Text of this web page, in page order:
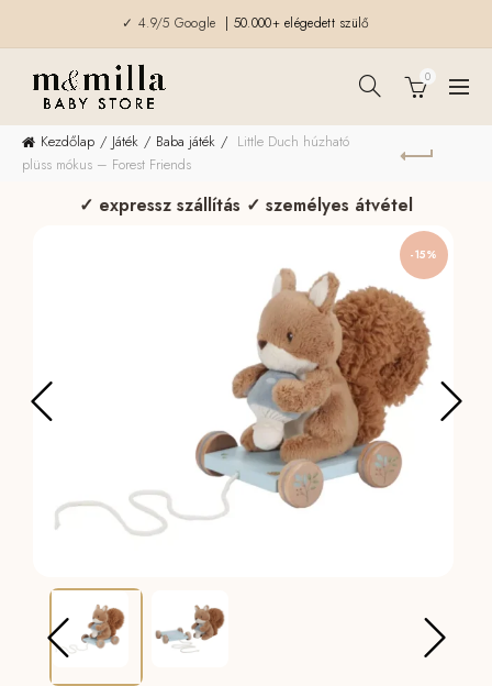
✓ 4.9/5 Google | 50.000+ elégedett szülő
0
Kezdőlap Játék Baba játék
Little Duch húzható
plüss mókus – Forest Friends
✓ expressz szállítás ✓ személyes átvétel
-15%